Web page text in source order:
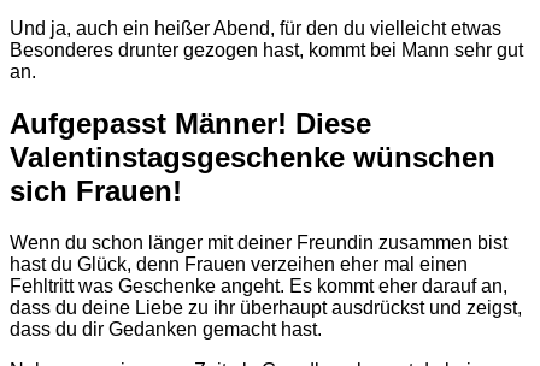
Und ja, auch ein heißer Abend, für den du vielleicht etwas
Besonderes drunter gezogen hast, kommt bei Mann sehr gut
an.
Aufgepasst Männer! Diese
Valentinstagsgeschenke wünschen
sich Frauen!
Wenn du schon länger mit deiner Freundin zusammen bist
hast du Glück, denn Frauen verzeihen eher mal einen
Fehltritt was Geschenke angeht. Es kommt eher darauf an,
dass du deine Liebe zu ihr überhaupt ausdrückst und zeigst,
dass du dir Gedanken gemacht hast.